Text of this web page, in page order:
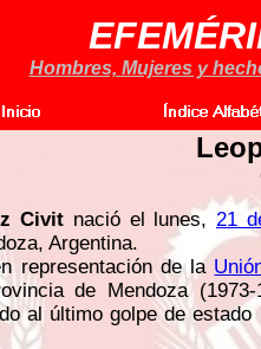
Hombres, Mujeres y
Civit nació el lunes, 21
Argentina.
representación de la
de Mendoza
al último golpe de